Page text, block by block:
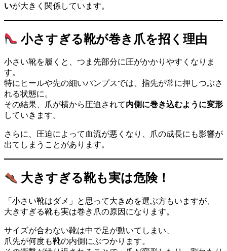
いが大きく関係しています。
小さすぎる靴が巻き爪を招く理由
小さい靴を履くと、つま先部分に圧がかかりやすくなりま
す。
特にヒールや先の細いパンプスでは、指先が常に押しつぶさ
れる状態に。
その結果、爪が横から圧迫されて内側に巻き込むように変形
していきます。
さらに、圧迫によって血流が悪くなり、爪の成長にも影響が
出てしまうことがあります。
大きすぎる靴も実は危険！
「小さい靴はダメ」と思って大きめを選ぶ方もいますが、
大きすぎる靴も実は巻き爪の原因になります。
サイズが合わない靴は中で足が動いてしまい、
爪先が何度も靴の内側にぶつかります。